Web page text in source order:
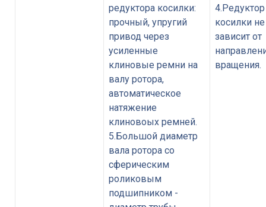
редуктора косилки:
прочный, упругий
привод через
усиленные
клиновые ремни на
валу ротора,
автоматическое
натяжение
клиновоых ремней.
5.Большой диаметр
вала ротора со
сферическим
роликовым
подшипником -
4.Редуктор
косилки не
зависит от
вращения.